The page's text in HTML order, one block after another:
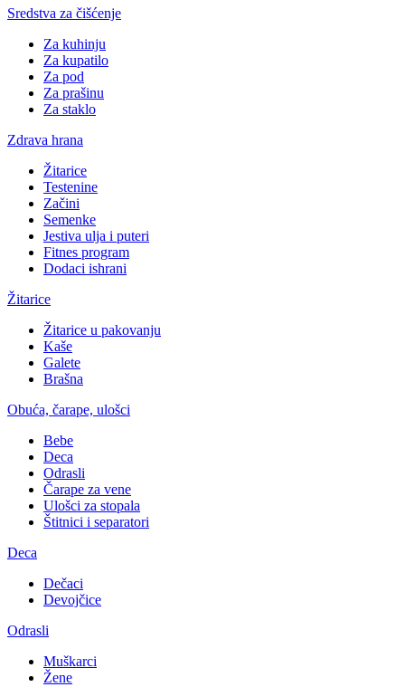
Sredstva za čišćenje
Za kuhinju
Za kupatilo
Za pod
Za prašinu
Za staklo
Zdrava hrana
Žitarice
Testenine
Začini
Semenke
Jestiva ulja i puteri
Fitnes program
Dodaci ishrani
Žitarice
Žitarice u pakovanju
Kaše
Galete
Brašna
Obuća, čarape, ulošci
Bebe
Deca
Odrasli
Čarape za vene
Ulošci za stopala
Štitnici i separatori
Deca
Dečaci
Devojčice
Odrasli
Muškarci
Žene